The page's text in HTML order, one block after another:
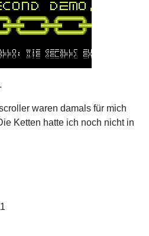
waren damals für mich
Ketten hatte ich noch nicht in